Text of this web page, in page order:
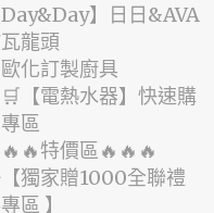
Day&Day】️日日&AVA
龍頭
化訂製廚具
【電熱水器】快速購
區
特價區🔥🔥🔥
獨家贈1000全聯禮
區 】